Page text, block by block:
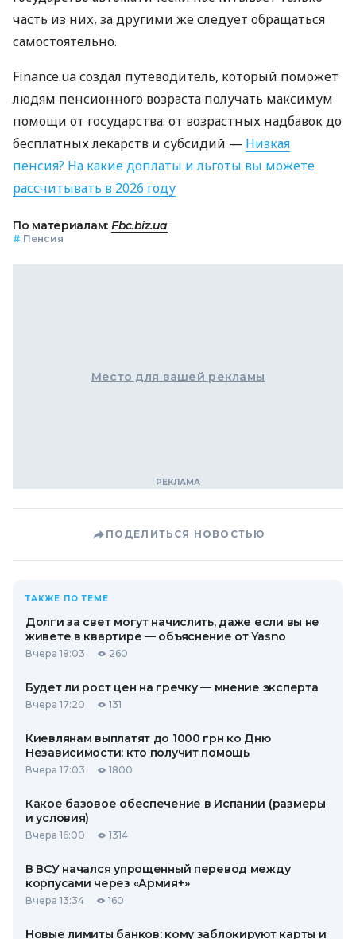
часть из них, за другими же следует обращаться
самостоятельно.
Finance.ua создал путеводитель, который поможет
людям пенсионного возраста получать максимум
помощи от государства: от возрастных надбавок до
бесплатных лекарств и субсидий — Низкая
пенсия? На какие доплаты и льготы вы можете
рассчитывать в 2026 году
По материалам: Fbc.biz.ua
# Пенсия
Место для вашей рекламы
ПОДЕЛИТЬСЯ НОВОСТЬЮ
ТАКЖЕ ПО ТЕМЕ
Долги за свет могут начислить, даже если вы не
живете в квартире — объяснение от Yasno
Вчера 18:03 260
Будет ли рост цен на гречку — мнение эксперта
Вчера 17:20 131
Киевлянам выплатят до 1000 грн ко Дню
Независимости: кто получит помощь
Вчера 17:03 1800
Какое базовое обеспечение в Испании (размеры
и условия)
Вчера 16:00 1314
В ВСУ начался упрощенный перевод между
корпусами через «Армия+»
Вчера 13:34 160
Новые лимиты банков: кому заблокируют карты и